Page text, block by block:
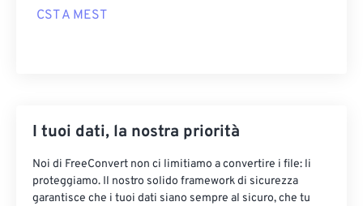
CST A MEST
I tuoi dati, la nostra priorità
Noi di FreeConvert non ci limitiamo a convertire i file: li
proteggiamo. Il nostro solido framework di sicurezza
garantisce che i tuoi dati siano sempre al sicuro, che tu